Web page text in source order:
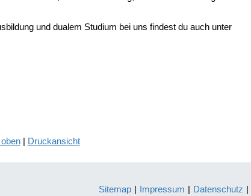
und dualem Studium bei uns findest du auch unter
| Druckansicht
Sitemap | Impressum | Datenschutz |